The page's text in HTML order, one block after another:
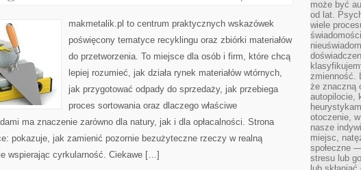
makmetalik.pl to centrum praktycznych wskazówek
poświęcony tematyce recyklingu oraz zbiórki materiałów
do przetworzenia. To miejsce dla osób i firm, które chcą
lepiej rozumieć, jak działa rynek materiałów wtórnych,
jak przygotować odpady do sprzedaży, jak przebiega
proces sortowania oraz dlaczego właściwe
ma znaczenie zarówno dla natury, jak i dla opłacalności. Strona
pokazuje, jak zamienić pozornie bezużyteczne rzeczy w realną
wspierając cyrkularność. Ciekawe […]
może być
od lat.
wiele
zmienność.
że znaczną
autopilocie,
otoczenie,
nasze
miejsc,
społeczne
stresu lub